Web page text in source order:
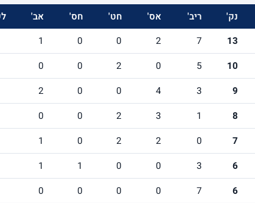
נק' ריב' אס' חט' חס' אב'
13
7
2
0
0
1
10
5
0
2
0
0
9
3
4
0
0
2
8
1
3
2
0
0
7
0
2
2
0
1
6
3
0
0
1
1
6
7
0
0
0
0